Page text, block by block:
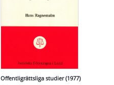
Offentligrättsliga studier (1977)